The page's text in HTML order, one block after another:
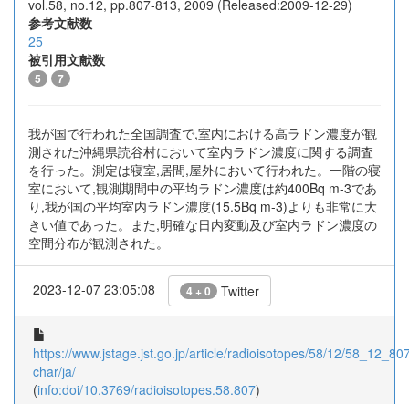
vol.58, no.12, pp.807-813, 2009 (Released:2009-12-29)
参考文献数
25
被引用文献数
5 7
我が国で行われた全国調査で,室内における高ラドン濃度が観
測された沖縄県読谷村において室内ラドン濃度に関する調査
を行った。測定は寝室,居間,屋外において行われた。一階の寝
室において,観測期間中の平均ラドン濃度は約400Bq m-3であ
り,我が国の平均室内ラドン濃度(15.5Bq m-3)よりも非常に大
きい値であった。また,明確な日内変動及び室内ラドン濃度の
空間分布が観測された。
2023-12-07 23:05:08 4 + 0 Twitter
https://www.jstage.jst.go.jp/article/radioisotopes/58/12/
char/ja/
(info:doi/10.3769/radioisotopes.58.807)